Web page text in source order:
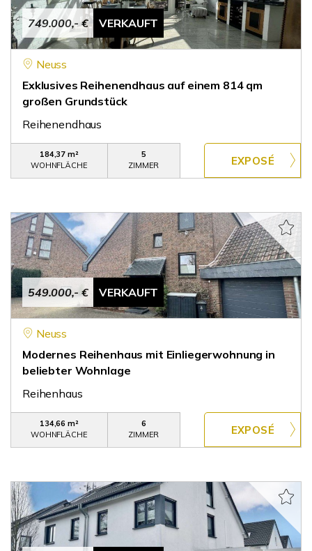
749.000,- € VERKAUFT
Neuss
Exklusives Reihenendhaus auf einem 814 qm
großen Grundstück
Reihenendhaus
184,37 m²
WOHNFLÄCHE
5
ZIMMER
549.000,- € VERKAUFT
Neuss
Modernes Reihenhaus mit Einliegerwohnung in
beliebter Wohnlage
Reihenhaus
134,66 m²
WOHNFLÄCHE
6
ZIMMER